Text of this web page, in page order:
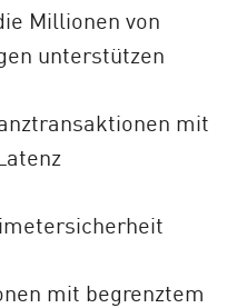
Millionen von
unterstützen
mit
mit begrenztem